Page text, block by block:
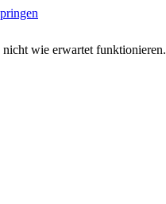
wie erwartet funktionieren.